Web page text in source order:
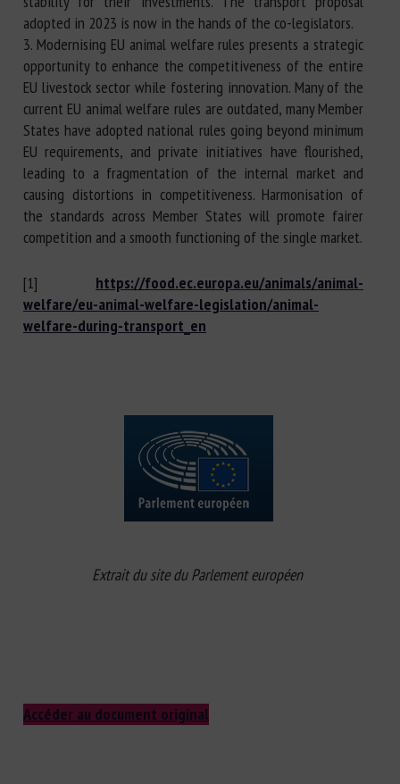
adopted in 2023 is now in the hands of the co-legislators.
3. Modernising EU animal welfare rules presents a strategic
opportunity to enhance the competitiveness of the entire
EU livestock sector while fostering innovation. Many of the
current EU animal welfare rules are outdated, many Member
States have adopted national rules going beyond minimum
EU requirements, and private initiatives have flourished,
leading to a fragmentation of the internal market and
causing distortions in competitiveness. Harmonisation of
the standards across Member States will promote fairer
competition and a smooth functioning of the single market.
[1] https://food.ec.europa.eu/animals/animal-
welfare/eu-animal-welfare-legislation/animal-
welfare-during-transport_en
Extrait du site du Parlement européen
Accéder au document original